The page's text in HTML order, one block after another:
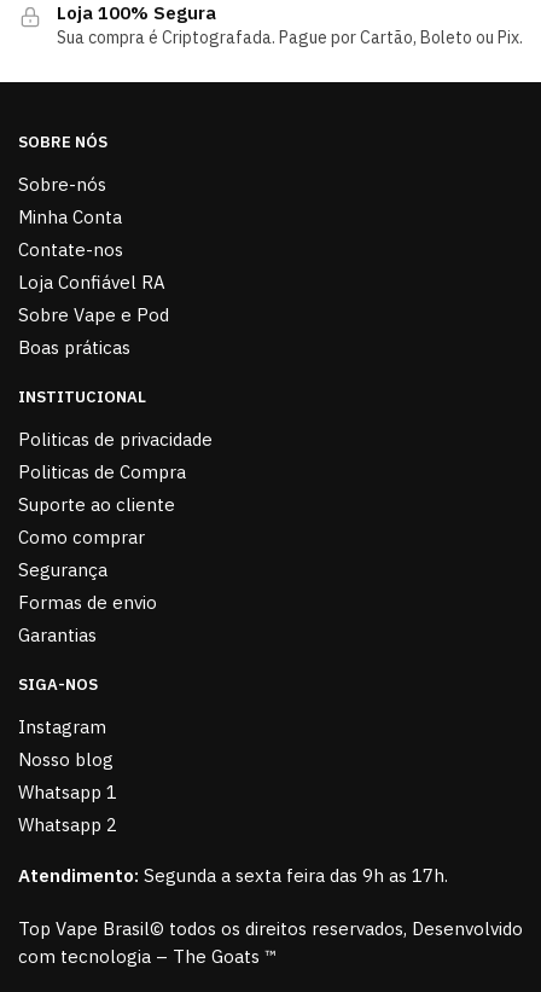
Loja 100% Segura
Sua compra é Criptografada. Pague por Cartão, Boleto ou Pix.
SOBRE NÓS
Sobre-nós
Minha Conta
Contate-nos
Loja Confiável RA
Sobre Vape e Pod
Boas práticas
INSTITUCIONAL
Politicas de privacidade
Politicas de Compra
Suporte ao cliente
Como comprar
Segurança
Formas de envio
Garantias
SIGA-NOS
Instagram
Nosso blog
Whatsapp 1
Whatsapp 2
Atendimento: Segunda a sexta feira das 9h as 17h.
Top Vape Brasil© todos os direitos reservados, Desenvolvido
com tecnologia – The Goats ™